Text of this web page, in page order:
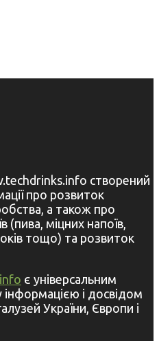
створений
про розвиток
а також про
(пива, міцних напоїв,
тощо) та розвиток
є універсальним
і досвідом
України, Європи і